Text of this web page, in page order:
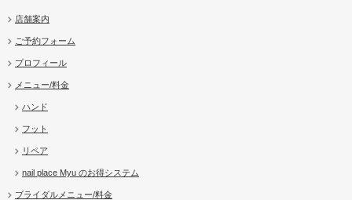
店舗案内
ご予約フォーム
プロフィール
メニュー/料金
ハンド
フット
リペア
nail place Myu のお得システム
ブライダルメニュー/料金